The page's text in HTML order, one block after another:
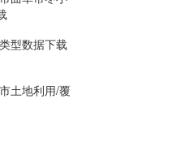
型数据下载
土地利用/覆